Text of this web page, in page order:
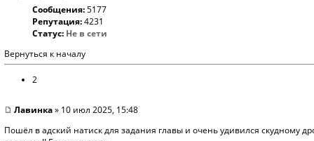
Сообщения:5177
Репутация:4231
Статус: Не в сети
Вернуться к началу
2
Лавинка» 10 июл 2025, 15:48
Пошёл в адский натиск для задания главы и очень удивился скудному